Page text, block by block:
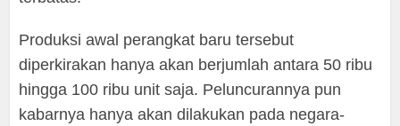
Produksi awal perangkat baru tersebut
diperkirakan hanya akan berjumlah antara 50 ribu
hingga 100 ribu unit saja. Peluncurannya pun
kabarnya hanya akan dilakukan pada negara-